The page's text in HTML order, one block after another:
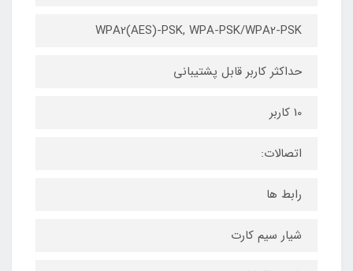
WPA2(AES)-PSK, WPA-PSK/WPA2-PSK
حداکثر کاربر قابل پشتیبانی
10 کاربر
اتصالات:
رابط ها
شیار سیم کارت